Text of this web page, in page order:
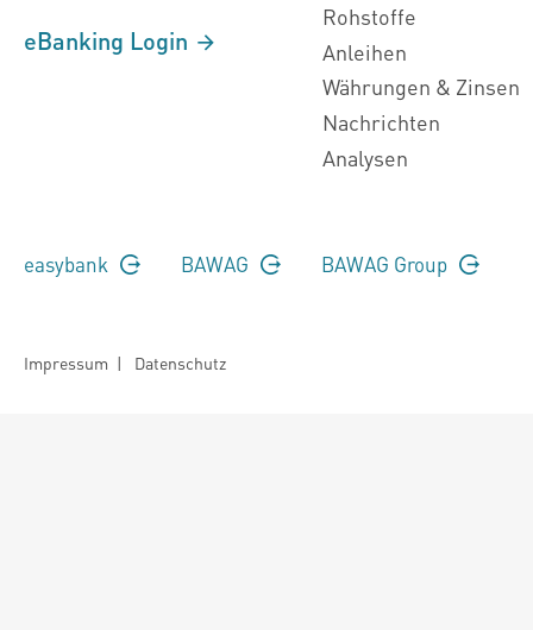
eBanking Login
Rohstoffe
Anleihen
Währungen & Zinsen
Nachrichten
Analysen
easybank BAWAG BAWAG Group
Impressum | Datenschutz